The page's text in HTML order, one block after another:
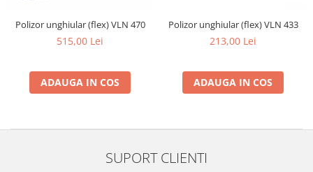
Polizor unghiular (flex) VLN 470
515,00 Lei
ADAUGA IN COS
Polizor unghiular (flex) VLN 433
213,00 Lei
ADAUGA IN COS
SUPORT CLIENTI